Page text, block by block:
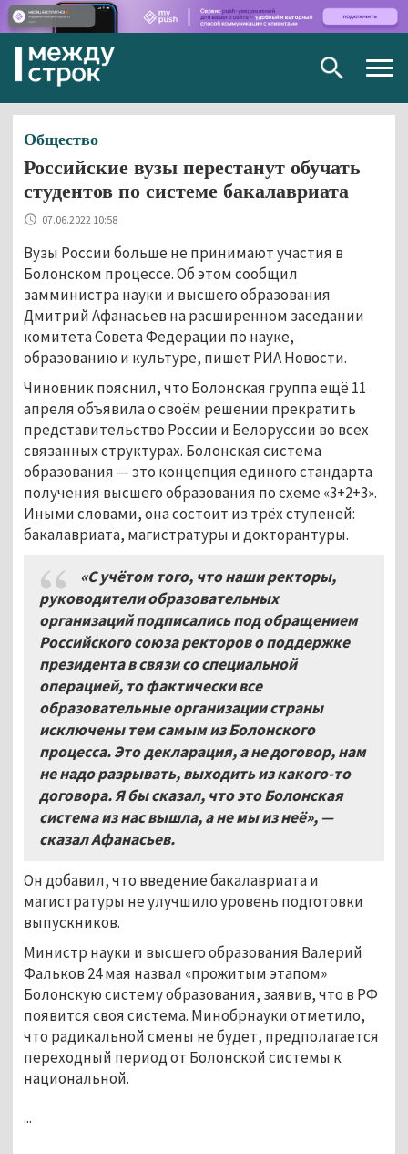
Общество
Российские вузы перестанут обучать
студентов по системе бакалавриата
07.06.2022 10:58
Вузы России больше не принимают участия в
Болонском процессе. Об этом сообщил
замминистра науки и высшего образования
Дмитрий Афанасьев на расширенном заседании
комитета Совета Федерации по науке,
образованию и культуре, пишет РИА Новости.
Чиновник пояснил, что Болонская группа ещё 11
апреля объявила о своём решении прекратить
представительство России и Белоруссии во всех
связанных структурах. Болонская система
образования — это концепция единого стандарта
получения высшего образования по схеме «3+2+3».
Иными словами, она состоит из трёх ступеней:
бакалавриата, магистратуры и докторантуры.
«С учётом того, что наши ректоры,
руководители образовательных
организаций подписались под обращением
Российского союза ректоров о поддержке
президента в связи со специальной
операцией, то фактически все
образовательные организации страны
исключены тем самым из Болонского
процесса. Это декларация, а не договор, нам
не надо разрывать, выходить из какого-то
договора. Я бы сказал, что это Болонская
система из нас вышла, а не мы из неё», —
сказал Афанасьев.
Он добавил, что введение бакалавриата и
магистратуры не улучшило уровень подготовки
выпускников.
Министр науки и высшего образования Валерий
Фальков 24 мая назвал «прожитым этапом»
Болонскую систему образования, заявив, что в РФ
появится своя система. Минобрнауки отметило,
что радикальной смены не будет, предполагается
переходный период от Болонской системы к
национальной.
...